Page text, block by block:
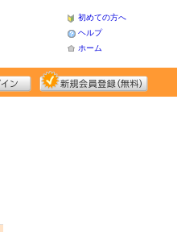
初めての方へ
ヘルプ
ホーム